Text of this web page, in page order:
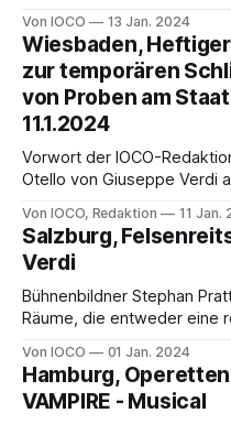
Von IOCO 13 Jan. 2024
Wiesbaden,
zur temporären
von Proben am
11.1.2024
Vorwort der IOCO-
Otello von Giuseppe Verdi am 13.1.2024 fällt aus, obwohl
das Hessische
geschlossen werden - die
unklar.
Von IOCO, Redaktion 11 Jan.
Salzburg,
Verdi
Bühnenbildner Stephan
Räume, die entweder eine
Von IOCO 01 Jan. 2024
Hamburg,
VAMPIRE - Musical